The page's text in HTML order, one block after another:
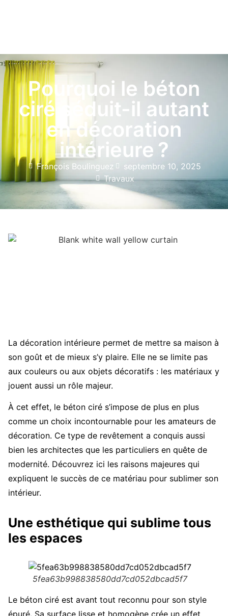
Pourquoi le béton
ciré séduit-il autant
en décoration
intérieure ?
François Boulinguez
septembre 10, 2025
Travaux
La décoration intérieure permet de mettre sa maison à
son goût et de mieux s’y plaire. Elle ne se limite pas
aux couleurs ou aux objets décoratifs : les matériaux y
jouent aussi un rôle majeur.
À cet effet, le béton ciré s’impose de plus en plus
comme un choix incontournable pour les amateurs de
décoration. Ce type de revêtement a conquis aussi
bien les architectes que les particuliers en quête de
modernité. Découvrez ici les raisons majeures qui
expliquent le succès de ce matériau pour sublimer son
intérieur.
Une esthétique qui sublime tous
les espaces
5fea63b998838580dd7cd052dbcad5f7
Le béton ciré est avant tout reconnu pour son style